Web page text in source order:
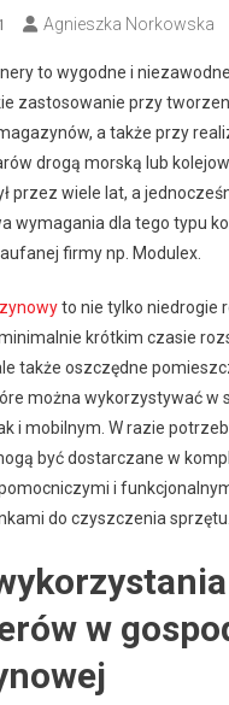
Agnieszka Norkowska
to wygodne i
zastosowanie przy
a także przy
drogą morską lub
przez wiele lat, a
wymagania dla tego typu
firmy np. Modulex.
to nie tylko niedrogie
krótkim czasie
także oszczędne
można wykorzystywać w
i mobilnym. W razie
być dostarczane w
i
do czyszczenia sprzętu.
w